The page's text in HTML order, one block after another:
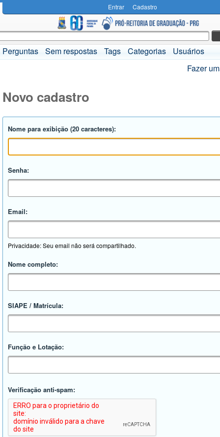
Entrar Cadastro
Perguntas Sem respostas Tags Categorias
Usuários
Fazer
Novo cadastro
Nome para exibição (20 caracteres):
Senha:
Email:
Privacidade: Seu email não será compartilhado.
Nome completo:
SIAPE / Matrícula:
Função e Lotação:
Verificação anti-spam: